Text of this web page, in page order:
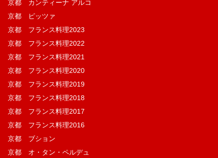
京都 カンティーナ アルコ
京都 ピッツァ
京都 フランス料理2023
京都 フランス料理2022
京都 フランス料理2021
京都 フランス料理2020
京都 フランス料理2019
京都 フランス料理2018
京都 フランス料理2017
京都 フランス料理2016
京都 ブション
京都 オ・タン・ペルデュ